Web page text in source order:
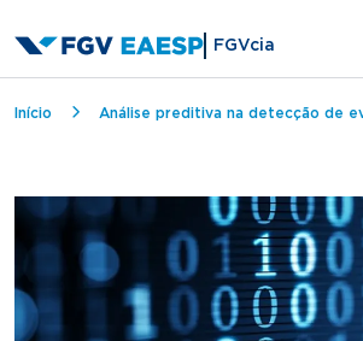
FGVcia
Breadcrumb
Início Análise preditiva na detecção de evasão de alunos no ensino superior privado brasileiro: abordagem de algoritmos de aprendizado de